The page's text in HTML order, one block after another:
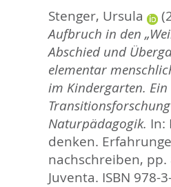
Stenger, Ursula
Aufbruch in den
Abschied und
elementar
im Kindergarten.
Naturpädagogik. In:
denken.
nachschreiben, pp.
Juventa. ISBN 978-